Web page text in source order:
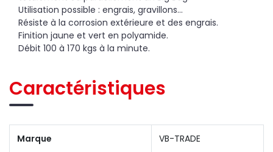
Utilisation possible : engrais, gravillons...
Résiste à la corrosion extérieure et des engrais.
Finition jaune et vert en polyamide.
Débit 100 à 170 kgs à la minute.
Caractéristiques
Marque VB-TRADE